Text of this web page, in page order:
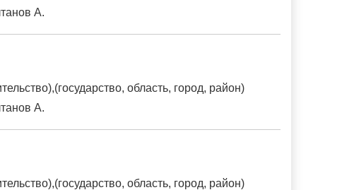
А.
область, город, район)
А.
область, город, район)